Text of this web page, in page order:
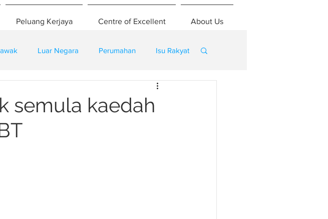
Peluang Kerjaya Centre of Excellent About Us
Luar Negara Perumahan Isu Rakyat
semula kaedah